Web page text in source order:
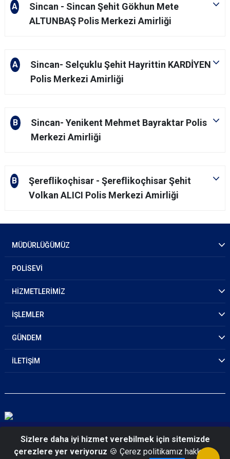
A
Sincan - Sincan Şehit Gökhun Mete
ALTUNBAŞ Polis Merkezi Amirliği
A
Sincan- Selçuklu Şehit Hayrittin KARDİYEN
Polis Merkezi Amirliği
B
Sincan- Yenikent Mehmet Bayraktar Polis
Merkezi Amirliği
B
Şereflikoçhisar - Şereflikoçhisar Şehit
Volkan ALICI Polis Merkezi Amirliği
MÜDÜRLÜĞÜMÜZ
POLİSEVİ
HİZMETLERİMİZ
İŞLEMLER
GÜNDEM
İLETİŞİM
© 2026 Ankara Emniyet Müdürlüğü
Sizlere daha iyi hizmet verebilmek için sitemizde
çerezlere yer veriyoruz 🍪 Çerez politikamız hakkında